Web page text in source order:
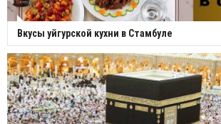
Вкусы уйгурской кухни в Стамбуле